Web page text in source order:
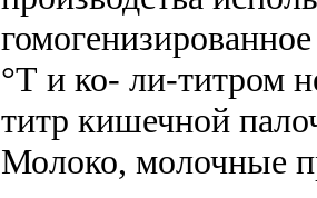
°Т и ко- ли-титром
титр кишечной
Молоко, молочные